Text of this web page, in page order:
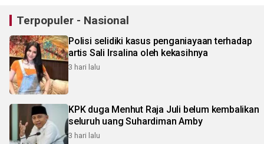
Terpopuler - Nasional
Polisi selidiki kasus penganiayaan terhadap
artis Sali Irsalina oleh kekasihnya
3 hari lalu
KPK duga Menhut Raja Juli belum kembalikan
seluruh uang Suhardiman Amby
3 hari lalu